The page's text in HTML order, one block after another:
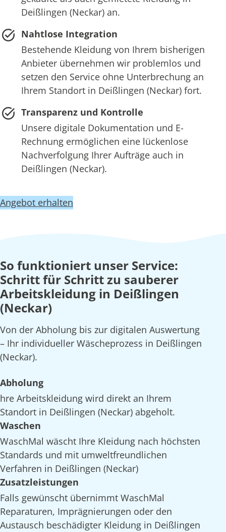
Deißlingen (Neckar) an.
Nahtlose Integration
Bestehende Kleidung von Ihrem bisherigen
Anbieter übernehmen wir problemlos und
setzen den Service ohne Unterbrechung an
Ihrem Standort in Deißlingen (Neckar) fort.
Transparenz und Kontrolle
Unsere digitale Dokumentation und E-
Rechnung ermöglichen eine lückenlose
Nachverfolgung Ihrer Aufträge auch in
Deißlingen (Neckar).
Angebot erhalten
So funktioniert unser Service:
Schritt für Schritt zu sauberer
Arbeitskleidung in Deißlingen
(Neckar)
Von der Abholung bis zur digitalen Auswertung
– Ihr individueller Wäscheprozess in Deißlingen
(Neckar).
Abholung
hre Arbeitskleidung wird direkt an Ihrem
Standort in Deißlingen (Neckar) abgeholt.
Waschen
WaschMal wäscht Ihre Kleidung nach höchsten
Standards und mit umweltfreundlichen
Verfahren in Deißlingen (Neckar)
Zusatzleistungen
Falls gewünscht übernimmt WaschMal
Reparaturen, Imprägnierungen oder den
Austausch beschädigter Kleidung in Deißlingen